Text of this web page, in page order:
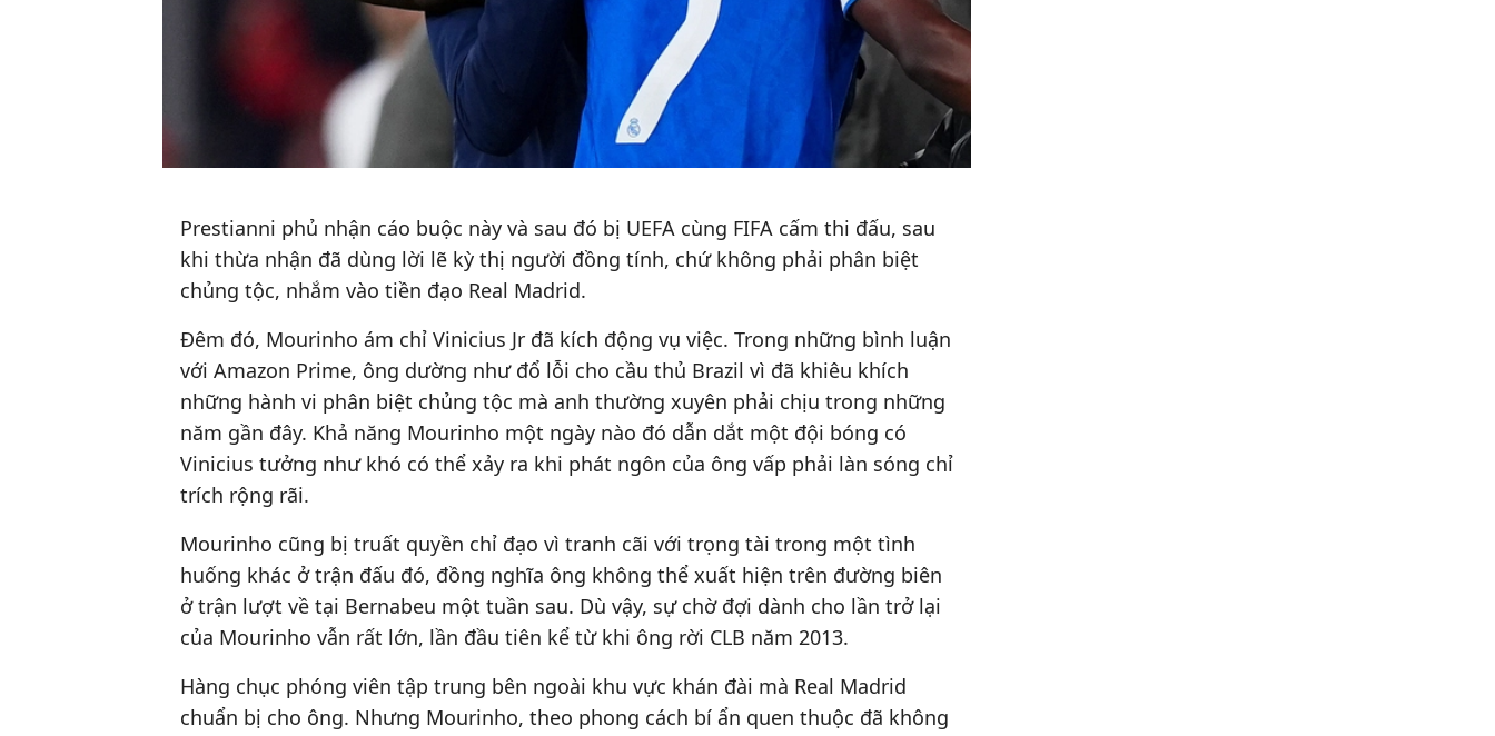
Prestianni phủ nhận cáo buộc này và sau đó bị UEFA cùng FIFA cấm thi đấu, sau
khi thừa nhận đã dùng lời lẽ kỳ thị người đồng tính, chứ không phải phân biệt
chủng tộc, nhắm vào tiền đạo Real Madrid.
Đêm đó, Mourinho ám chỉ Vinicius Jr đã kích động vụ việc. Trong những bình luận
với Amazon Prime, ông dường như đổ lỗi cho cầu thủ Brazil vì đã khiêu khích
những hành vi phân biệt chủng tộc mà anh thường xuyên phải chịu trong những
năm gần đây. Khả năng Mourinho một ngày nào đó dẫn dắt một đội bóng có
Vinicius tưởng như khó có thể xảy ra khi phát ngôn của ông vấp phải làn sóng chỉ
trích rộng rãi.
Mourinho cũng bị truất quyền chỉ đạo vì tranh cãi với trọng tài trong một tình
huống khác ở trận đấu đó, đồng nghĩa ông không thể xuất hiện trên đường biên
ở trận lượt về tại Bernabeu một tuần sau. Dù vậy, sự chờ đợi dành cho lần trở lại
của Mourinho vẫn rất lớn, lần đầu tiên kể từ khi ông rời CLB năm 2013.
Hàng chục phóng viên tập trung bên ngoài khu vực khán đài mà Real Madrid
chuẩn bị cho ông. Nhưng Mourinho, theo phong cách bí ẩn quen thuộc đã không